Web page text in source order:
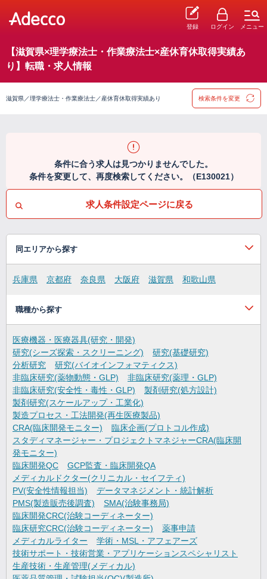
登録 ログイン メニュー
【滋賀県×理学療法士・作業療法士×産休育休取得実績あ
り】転職・求人情報
滋賀県／理学療法士・作業療法士／産休育休取得実績あり 検索条件を変更
条件に合う求人は見つかりませんでした。
条件を変更して、再度検索してください。（E130021）
求人条件設定ページに戻る
同エリアから探す
兵庫県 京都府 奈良県 大阪府 滋賀県 和歌山県
職種から探す
医療機器・医療器具(研究・開発)
研究(シーズ探索・スクリーニング)
研究(基礎研究)
分析研究
研究(バイオインフォマティクス)
非臨床研究(薬物動態・GLP)
非臨床研究(薬理・GLP)
非臨床研究(安全性・毒性・GLP)
製剤研究(処方設計)
製剤研究(スケールアップ・工業化)
製造プロセス・工法開発(再生医療製品)
CRA(臨床開発モニター)
臨床企画(プロトコル作成)
スタディマネージャー・プロジェクトマネジャーCRA(臨床開
発モニター)
臨床開発QC
GCP監査・臨床開発QA
メディカルドクター(クリニカル・セイフティ)
PV(安全性情報担当)
データマネジメント・統計解析
PMS(製造販売後調査)
SMA(治験事務局)
臨床開発CRC(治験コーディネーター)
臨床研究CRC(治験コーディネーター)
薬事申請
メディカルライター
学術・MSL・アフェアーズ
技術サポート・技術営業・アプリケーションスペシャリスト
生産技術・生産管理(メディカル)